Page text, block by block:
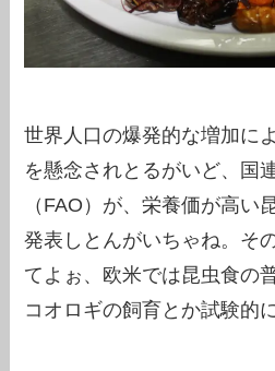
世界人口の爆発的な増加に
を懸念されとるがいど、国
（FAO）が、栄養価が高い
発表しとんがいちゃね。そ
てよぉ、欧米では昆虫食の
コオロギの飼育とか試験的